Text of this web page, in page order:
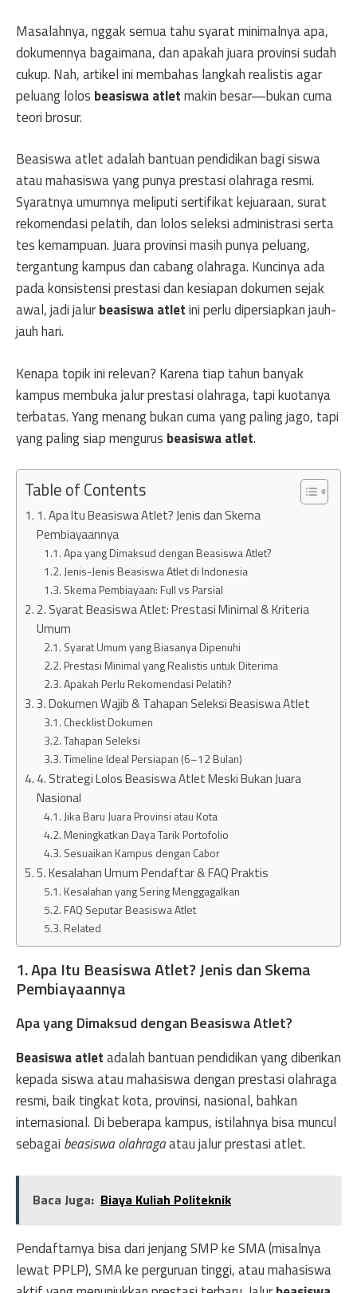
Masalahnya, nggak semua tahu syarat minimalnya apa,
dokumennya bagaimana, dan apakah juara provinsi sudah
cukup. Nah, artikel ini membahas langkah realistis agar
peluang lolos beasiswa atletmakin besar—bukan cuma
teori brosur.
Beasiswa atlet adalah bantuan pendidikan bagi siswa
atau mahasiswa yang punya prestasi olahraga resmi.
Syaratnya umumnya meliputi sertifikat kejuaraan, surat
rekomendasi pelatih, dan lolos seleksi administrasi serta
tes kemampuan. Juara provinsi masih punya peluang,
tergantung kampus dan cabang olahraga. Kuncinya ada
pada konsistensi prestasi dan kesiapan dokumen sejak
awal, jadi jalurbeasiswa atletini perlu dipersiapkan jauh-
jauh hari.
Kenapa topik ini relevan? Karena tiap tahun banyak
kampus membuka jalur prestasi olahraga, tapi kuotanya
terbatas. Yang menang bukan cuma yang paling jago, tapi
yang paling siap mengurus beasiswa atlet.
Table of Contents
1. Apa Itu Beasiswa Atlet? Jenis dan Skema
Pembiayaannya
Apa yang Dimaksud dengan Beasiswa Atlet?
Jenis-Jenis Beasiswa Atlet di Indonesia
Skema Pembiayaan: Full vs Parsial
2. Syarat Beasiswa Atlet: Prestasi Minimal & Kriteria
Umum
Syarat Umum yang Biasanya Dipenuhi
Prestasi Minimal yang Realistis untuk Diterima
Apakah Perlu Rekomendasi Pelatih?
3. Dokumen Wajib & Tahapan Seleksi Beasiswa Atlet
Checklist Dokumen
Tahapan Seleksi
Timeline Ideal Persiapan (6–12 Bulan)
4. Strategi Lolos Beasiswa Atlet Meski Bukan Juara
Nasional
Jika Baru Juara Provinsi atau Kota
Meningkatkan Daya Tarik Portofolio
Sesuaikan Kampus dengan Cabor
5. Kesalahan Umum Pendaftar & FAQ Praktis
Kesalahan yang Sering Menggagalkan
FAQ Seputar Beasiswa Atlet
Related
1. Apa Itu Beasiswa Atlet? Jenis dan Skema
Pembiayaannya
Apa yang Dimaksud dengan Beasiswa Atlet?
Beasiswa atletadalah bantuan pendidikan yang diberikan
kepada siswa atau mahasiswa dengan prestasi olahraga
resmi, baik tingkat kota, provinsi, nasional, bahkan
internasional. Di beberapa kampus, istilahnya bisa muncul
sebagai beasiswa olahragaatau jalur prestasi atlet.
Baca Juga: Biaya Kuliah Politeknik
Pendaftarnya bisa dari jenjang SMP ke SMA (misalnya
lewat PPLP), SMA ke perguruan tinggi, atau mahasiswa